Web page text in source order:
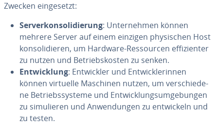
Zwecken ein­ge­setzt:
Ser­ver­kon­so­li­die­rung: Un­ter­neh­men können
mehrere Server auf einem einzigen phy­si­schen Host
kon­so­li­die­ren, um Hardware-Res­sour­cen ef­fi­zi­en­ter
zu nutzen und Be­triebs­kos­ten zu senken.
Ent­wick­lung: Ent­wick­ler und Ent­wick­le­rin­nen
können virtuelle Maschinen nutzen, um ver­schie­de­
ne Be­triebs­sys­te­me und Ent­wick­lungs­um­ge­bun­gen
zu si­mu­lie­ren und An­wen­dun­gen zu ent­wi­ckeln und
zu testen.